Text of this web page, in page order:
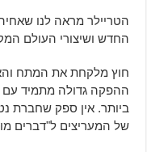
הטריילר מראה לנו
החדש ושיצורי העולם
חוץ מלקחת את המתח
ההפקה גדולה מתמיד עם
ביותר. אין ספק שחברת
של המעריצים ל"דברים